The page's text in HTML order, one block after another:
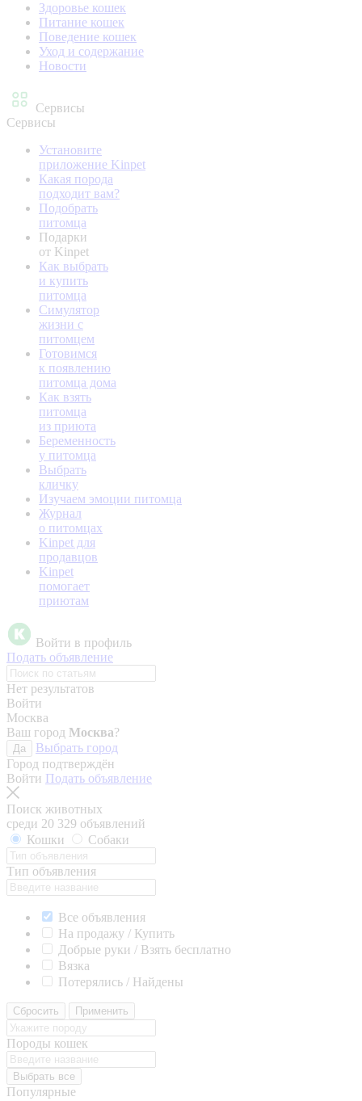
Здоровье кошек
Питание кошек
Поведение кошек
Уход и содержание
Новости
Сервисы
Сервисы
Установите
приложение Kinpet
Какая порода
подходит вам?
Подобрать
питомца
Подарки
от Kinpet
Как выбрать
и купить
питомца
Симулятор
жизни с
питомцем
Готовимся
к появлению
питомца дома
Как взять
питомца
из приюта
Беременность
у питомца
Выбрать
кличку
Изучаем эмоции питомца
Журнал
о питомцах
Kinpet для
продавцов
Kinpet
помогает
приютам
Войти в профиль
Подать объявление
Нет результатов
Войти
Москва
Ваш город Москва?
Да
Выбрать город
Город подтверждён
Войти Подать объявление
Поиск животных
среди 20 329 объявлений
Кошки
Собаки
Тип объявления
Все объявления
На продажу / Купить
Добрые руки / Взять бесплатно
Вязка
Потерялись / Найдены
Сбросить Применить
Породы кошек
Выбрать все
Популярные